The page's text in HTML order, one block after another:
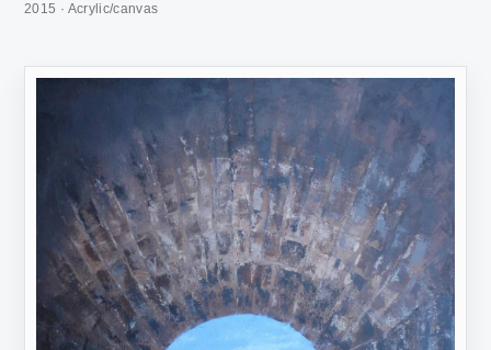
2015 · Acrylic/canvas